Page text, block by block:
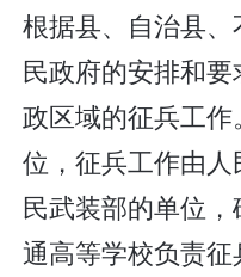
根据县、自治县
民政府的安排和
政区域的征兵工
位，征兵工作由
民武装部的单位
通高等学校负责